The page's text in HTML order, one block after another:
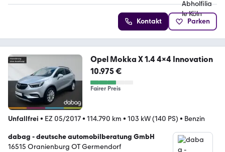
Kontakt Parken
Opel Mokka X 1.4 4x4 Innovation
10.975 €
Fairer Preis
Unfallfrei • EZ 05/2017• 114.790 km • 103 kW (140 PS) • Benzin
dabag - deutsche automobilberatung GmbH
16515 Oranienburg OT Germendorf